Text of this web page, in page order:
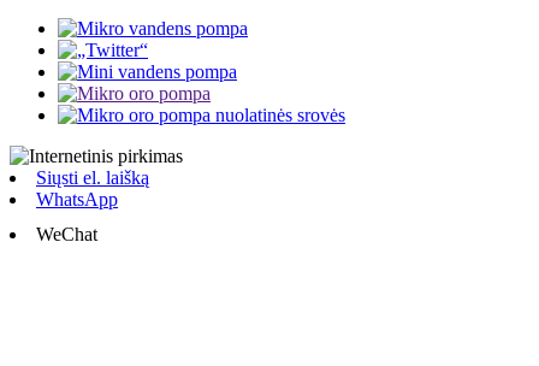
Siųsti el. laišką
WhatsApp
WeChat